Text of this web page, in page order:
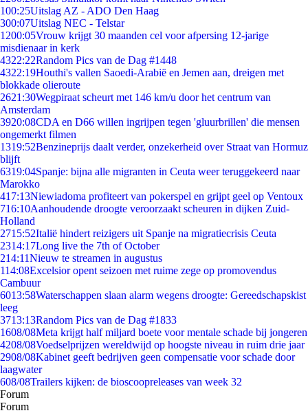
100:25Uitslag AZ - ADO Den Haag
300:07Uitslag NEC - Telstar
1200:05Vrouw krijgt 30 maanden cel voor afpersing 12-jarige
misdienaar in kerk
4322:22Random Pics van de Dag #1448
4322:19Houthi's vallen Saoedi-Arabië en Jemen aan, dreigen met
blokkade olieroute
2621:30Wegpiraat scheurt met 146 km/u door het centrum van
Amsterdam
3920:08CDA en D66 willen ingrijpen tegen 'gluurbrillen' die mensen
ongemerkt filmen
1319:52Benzineprijs daalt verder, onzekerheid over Straat van Hormuz
blijft
6319:04Spanje: bijna alle migranten in Ceuta weer teruggekeerd naar
Marokko
417:13Niewiadoma profiteert van pokerspel en grijpt geel op Ventoux
716:10Aanhoudende droogte veroorzaakt scheuren in dijken Zuid-
Holland
2715:52Italië hindert reizigers uit Spanje na migratiecrisis Ceuta
2314:17Long live the 7th of October
214:11Nieuw te streamen in augustus
114:08Excelsior opent seizoen met ruime zege op promovendus
Cambuur
6013:58Waterschappen slaan alarm wegens droogte: Gereedschapskist
leeg
3713:13Random Pics van de Dag #1833
1608/08Meta krijgt half miljard boete voor mentale schade bij jongeren
4208/08Voedselprijzen wereldwijd op hoogste niveau in ruim drie jaar
2908/08Kabinet geeft bedrijven geen compensatie voor schade door
laagwater
608/08Trailers kijken: de bioscoopreleases van week 32
Forum
Forum